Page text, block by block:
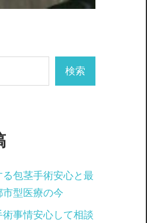
検索
包茎手術安心と最
型医療の今
事情安心して相談